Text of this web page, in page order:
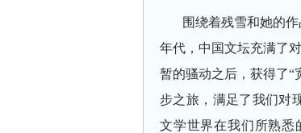
围绕着残雪和她的
年代，中国文坛充满了
暂的骚动之后，获得了
步之旅，满足了我们对
文学世界在我们所熟悉